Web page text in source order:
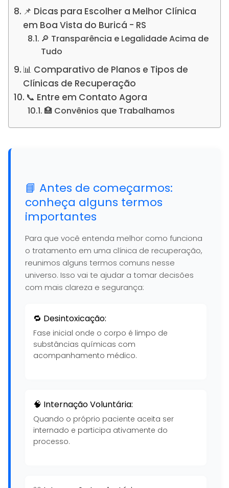
📌 Dicas para Escolher a Melhor Clínica
em Boa Vista do Buricá - RS
🔎 Transparência e Legalidade Acima de
Tudo
📊 Comparativo de Planos e Tipos de
Clínicas de Recuperação
📞 Entre em Contato Agora
🏥 Convênios que Trabalhamos
📘 Antes de começarmos:
conheça alguns termos
importantes
Para que você entenda melhor como funciona
o tratamento em uma clínica de recuperação,
reunimos alguns termos comuns nesse
universo. Isso vai te ajudar a tomar decisões
com mais clareza e segurança:
🔁 Desintoxicação:
Fase inicial onde o corpo é limpo de
substâncias químicas com
acompanhamento médico.
🧠 Internação Voluntária:
Quando o próprio paciente aceita ser
internado e participa ativamente do
processo.